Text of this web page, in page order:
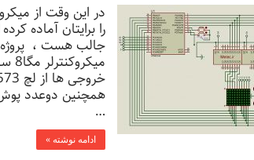
در این وقت از
را برایتان آماده
جالب هست ،
همچنین دوعدد
…
ادامه نوشته »